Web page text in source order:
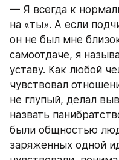
— Я всегда к
на «ты». А если
он не был мне
самоотдаче, я
уставу. Как любой
чувствовал
не глупый, делал
назвать
были общностью
заряженных одной